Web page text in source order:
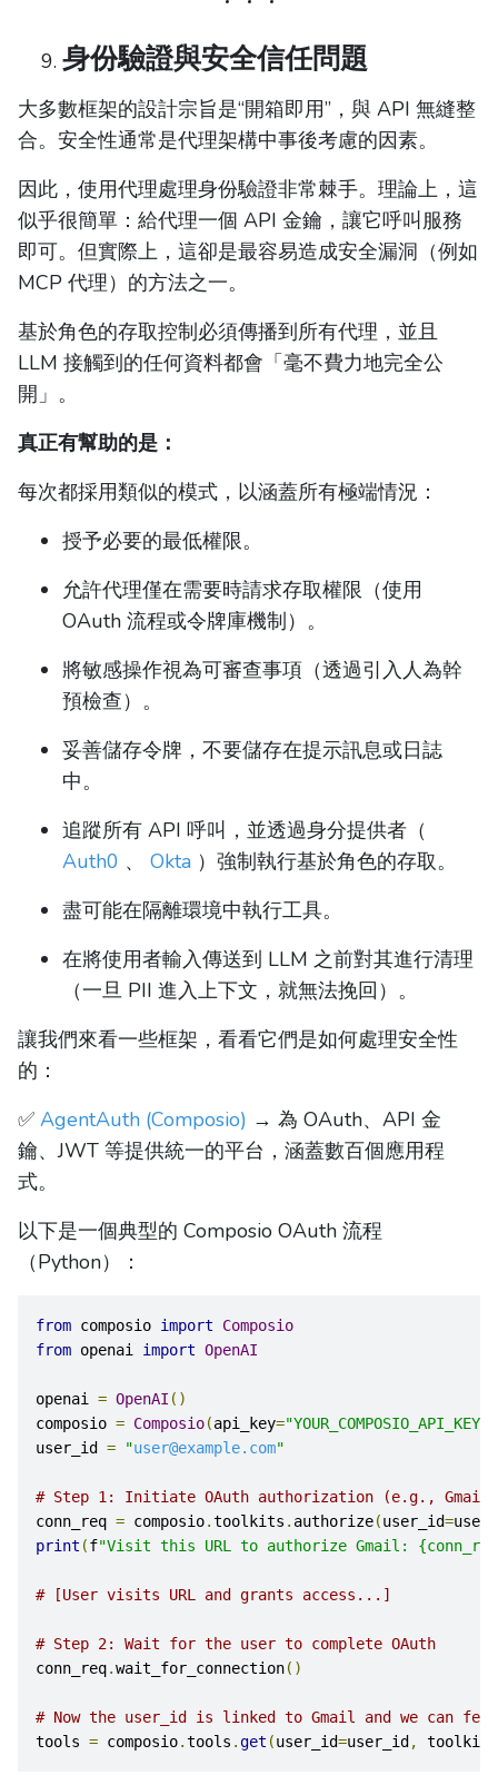
身份驗證與安全信任問題
大多數框架的設計宗旨是“開箱即用”，與 API 無縫整
合。安全性通常是代理架構中事後考慮的因素。
因此，使用代理處理身份驗證非常棘手。理論上，這
似乎很簡單：給代理一個 API 金鑰，讓它呼叫服務
即可。但實際上，這卻是最容易造成安全漏洞（例如
MCP 代理）的方法之一。
基於角色的存取控制必須傳播到所有代理，並且
LLM 接觸到的任何資料都會「毫不費力地完全公
開」。
真正有幫助的是：
每次都採用類似的模式，以涵蓋所有極端情況：
授予必要的最低權限。
允許代理僅在需要時請求存取權限（使用
OAuth 流程或令牌庫機制）。
將敏感操作視為可審查事項（透過引入人為幹
預檢查）。
妥善儲存令牌，不要儲存在提示訊息或日誌
中。
追蹤所有 API 呼叫，並透過身分提供者（
Auth0 、 Okta ）強制執行基於角色的存取。
盡可能在隔離環境中執行工具。
在將使用者輸入傳送到 LLM 之前對其進行清理
（一旦 PII 進入上下文，就無法挽回）。
讓我們來看一些框架，看看它們是如何處理安全性
的：
✅ AgentAuth (Composio) → 為 OAuth、API 金
鑰、JWT 等提供統一的平台，涵蓋數百個應用程
式。
以下是一個典型的 Composio OAuth 流程
（Python）：
from composio import
Composio
from openai import OpenAI
openai = OpenAI ()
composio = Composio(api_key="YOUR_COMPOSIO_API_KEY"
user_id = "user@example.com"
# Step 1: Initiate OAuth authorization (e.g., Gmail)
conn_req = composio.toolkits . authorize(user_id=
print (f"Visit this URL to authorize Gmail:
# [User visits URL and grants access...]
# Step 2: Wait for the user to complete OAuth
conn_req.wait_for_connection()
# Now the user_id is linked to Gmail and we can
tools = composio.tools .get (user_id=user_id, toolkits